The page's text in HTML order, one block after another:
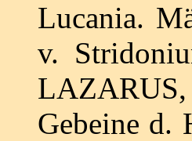
Lucania.
v.
Gebeine d.